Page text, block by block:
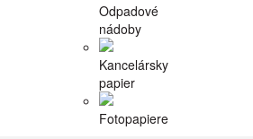
Odpadové
nádoby
Kancelársky
papier
Fotopapiere